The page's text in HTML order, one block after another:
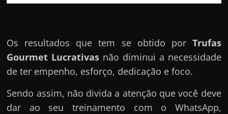
Os resultados que tem se obtido por Trufas
Gourmet Lucrativas não diminui a necessidade
de ter empenho, esforço, dedicação e foco.
Sendo assim, não divida a atenção que você deve
dar ao seu treinamento com o WhatsApp,